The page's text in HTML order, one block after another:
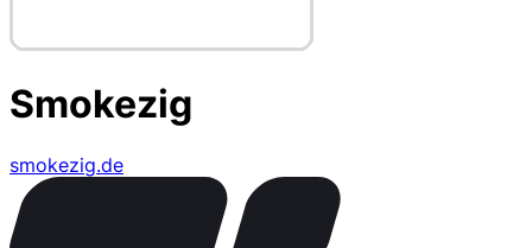
Smokezig
smokezig.de